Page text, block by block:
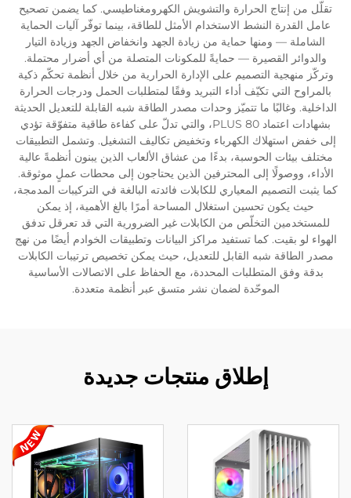
تقلّل من إنتاج الحرارة والتشويش الكهرومغناطيسي. كما يضمن تصحيح
عامل القدرة النشط الاستخدام الأمثل للطاقة، بينما توفّر آليات الحماية
الشاملة — ومنها حماية من زيادة الجهد وانخفاض الجهد وزيادة التيار
والدوائر القصيرة — حمايةً للمكونات المتصلة من أي أضرار محتملة.
وتركّز منهجية التصميم على الإدارة الحرارية من خلال أنظمة تحكّم ذكية
بالمراوح التي تكيّف أداء التبريد وفقًا لمتطلبات الحمل ودرجات الحرارة
الداخلية. وغالبًا ما تتميّز وحدات مصدر الطاقة شبه القابلة للتعديل الحديثة
بشهادات اعتماد 80 PLUS، والتي تدلّ على كفاءة طاقية متفوّقة تؤدي
إلى خفض استهلاك الكهرباء وتخفيض تكاليف التشغيل. وتشمل التطبيقات
مختلف بيئات الحوسبة، بدءًا من عشاق الألعاب الذين يبنون أنظمةً عالية
الأداء، ووصولًا إلى المحترفين الذين يحتاجون إلى محطات عملٍ موثوقة.
كما يثبت التصميم المعياري للكابلات فائدته البالغة في التركيبات المدمجة،
حيث يكون تحسين استغلال المساحة أمرًا بالغ الأهمية، إذ يمكن
للمستخدمين التخلّص من الكابلات غير الضرورية التي قد تعرقل تدفق
الهواء لو بقيت. كما تستفيد مراكز البيانات وتطبيقات الخوادم أيضًا من نهج
مصدر الطاقة شبه القابل للتعديل، حيث يمكن تخصيص ترتيبات الكابلات
بدقة وفق المتطلبات المحددة، مع الحفاظ على الاتصالات الأساسية
الموحّدة لضمان نشر متسق عبر أنظمة متعددة.
إطلاق منتجات جديدة